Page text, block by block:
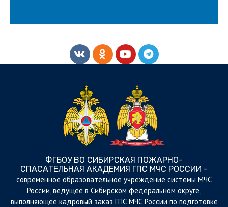
ФГБОУ ВО СИБИРСКАЯ ПОЖАРНО-
СПАСАТЕЛЬНАЯ АКАДЕМИЯ ГПС МЧС РОССИИ -
cовременное образовательное учреждение системы МЧС
России, ведущее в Сибирском федеральном округе,
выполняющее кадровый заказ ГПС МЧС России по подготовке